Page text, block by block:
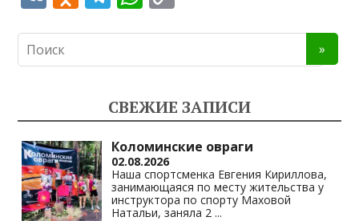
o
as
s
ni
ki
gr
a
m
s
A
p
p
y
Li
n
k
СВЕЖИЕ ЗАПИСИ
Коломинские овраги
02.08.2026
Наша спортсменка Евгения Кириллова,
занимающаяся по месту жительства у
инструктора по спорту Маховой
Натальи, заняла 2 ...